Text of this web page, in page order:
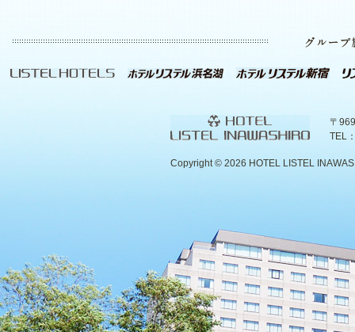
〒
TEL
Copyright © 2026 HOTEL LISTEL